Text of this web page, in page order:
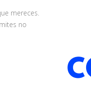
mereces.
no